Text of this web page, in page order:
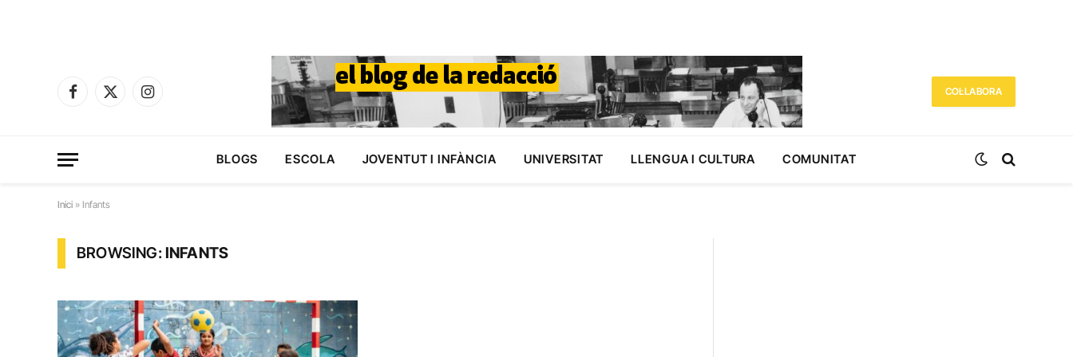
Facebook
X
Instagram
COL·LABORA
BLOGS ESCOLA JOVENTUT I INFÀNCIA UNIVERSITAT LLENGUA I CULTURA COMUNITAT
Inici » Infants
BROWSING:INFANTS